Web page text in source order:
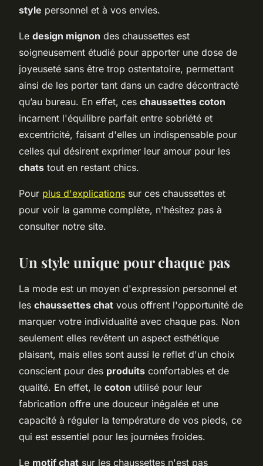
style personnel et à vos envies.
Le design mignon des chaussettes est
soigneusement étudié pour apporter une dose de
joyeuseté sans être trop ostentatoire, permettant
ainsi de les porter tant dans un cadre décontracté
qu’au bureau. En effet, ces chaussettes coton
incarnent l'équilibre parfait entre sobriété et
excentricité, faisant d'elles un indispensable pour
celles qui désirent exprimer leur amour pour les
chats tout en restant chics.
Pour plus d'explications sur ces chaussettes et
pour voir la gamme complète, n'hésitez pas à
consulter notre site.
Un style unique pour chaque pas
La mode est un moyen d'expression personnel et
les chaussettes chat vous offrent l'opportunité de
marquer votre individualité avec chaque pas. Non
seulement elles revêtent un aspect esthétique
plaisant, mais elles sont aussi le reflet d'un choix
conscient pour des produits confortables et de
qualité. En effet, le coton utilisé pour leur
fabrication offre une douceur inégalée et une
capacité à réguler la température de vos pieds, ce
qui est essentiel pour les journées froides.
Le motif chat sur les chaussettes n'est pas